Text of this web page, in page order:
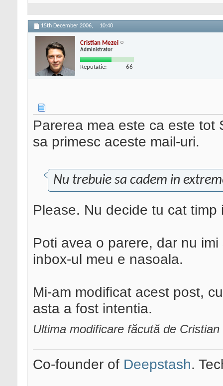
15th December 2006, 10:40
Cristian Mezei
Administrator
Reputatie: 66
Parerea mea este ca este tot
sa primesc aceste mail-uri.
Nu trebuie sa cadem in
Please. Nu decide tu cat
Poti avea o parere, dar nu
inbox-ul meu e nasoala.
Mi-am modificat acest post,
asta a fost intentia.
Ultima modificare făcută de
Co-founder of Deepstash.